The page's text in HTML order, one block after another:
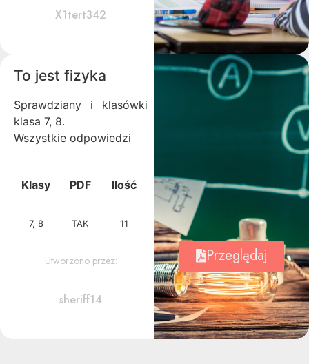
X1tert342
To jest fizyka
Sprawdziany i klasówki
klasa 7, 8.
Wszystkie odpowiedzi
Klasy PDF Ilość
7, 8 TAK 11
Utworzono przez:
sheriff14
Przeglądaj